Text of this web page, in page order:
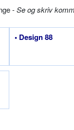
-Se og skriv
• Design 88